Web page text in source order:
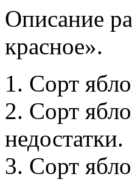
Описание
красное».
1. Сорт
2. Сорт
недостатки.
3. Сорт